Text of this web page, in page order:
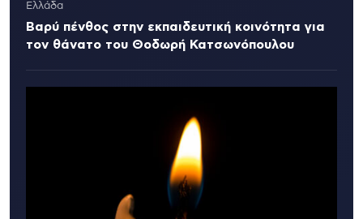
Ελλάδα
Βαρύ πένθος στην εκπαιδευτική κοινότητα για
τον θάνατο του Θοδωρή Κατσωνόπουλου